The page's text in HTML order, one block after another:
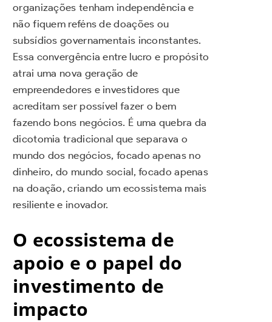
organizações tenham independência e
não fiquem reféns de doações ou
subsídios governamentais inconstantes.
Essa convergência entre lucro e propósito
atrai uma nova geração de
empreendedores e investidores que
acreditam ser possível fazer o bem
fazendo bons negócios. É uma quebra da
dicotomia tradicional que separava o
mundo dos negócios, focado apenas no
dinheiro, do mundo social, focado apenas
na doação, criando um ecossistema mais
resiliente e inovador.
O ecossistema de
apoio e o papel do
investimento de
impacto